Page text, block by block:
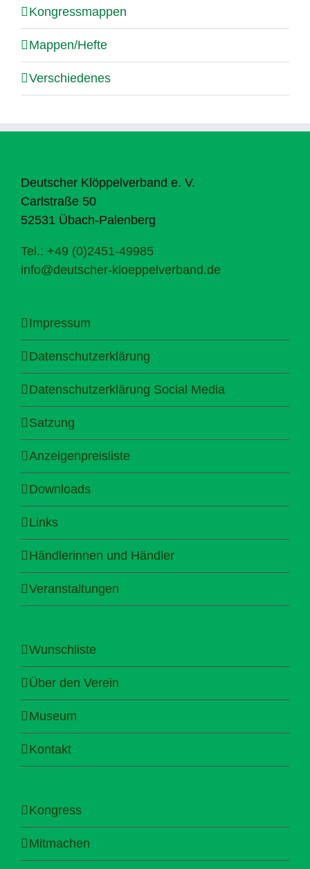
Kongressmappen
Mappen/Hefte
Verschiedenes
Deutscher Klöppelverband e. V.
Carlstraße 50
52531 Übach-Palenberg
Tel.: +49 (0)2451-49985
info@deutscher-kloeppelverband.de
Impressum
Datenschutzerklärung
Datenschutzerklärung Social Media
Satzung
Anzeigenpreisliste
Downloads
Links
Händlerinnen und Händler
Veranstaltungen
Wunschliste
Über den Verein
Museum
Kontakt
Kongress
Mitmachen